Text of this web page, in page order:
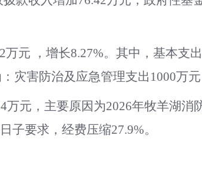
万元 ，增长8.27%。其中，基本支出
灾害防治及应急管理支出 1000万
万元，主要原因为2026年牧羊湖消
子要求，经费压缩27.9%。